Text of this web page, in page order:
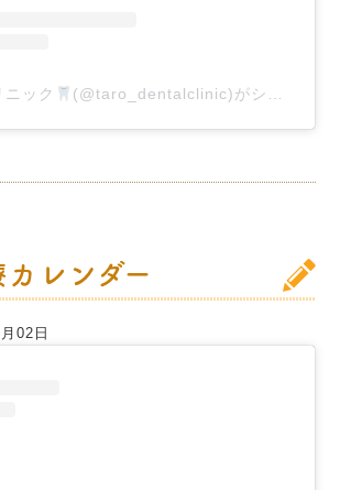
ック (@taro_dentalclinic)がシェアした投稿
レンダー
02日